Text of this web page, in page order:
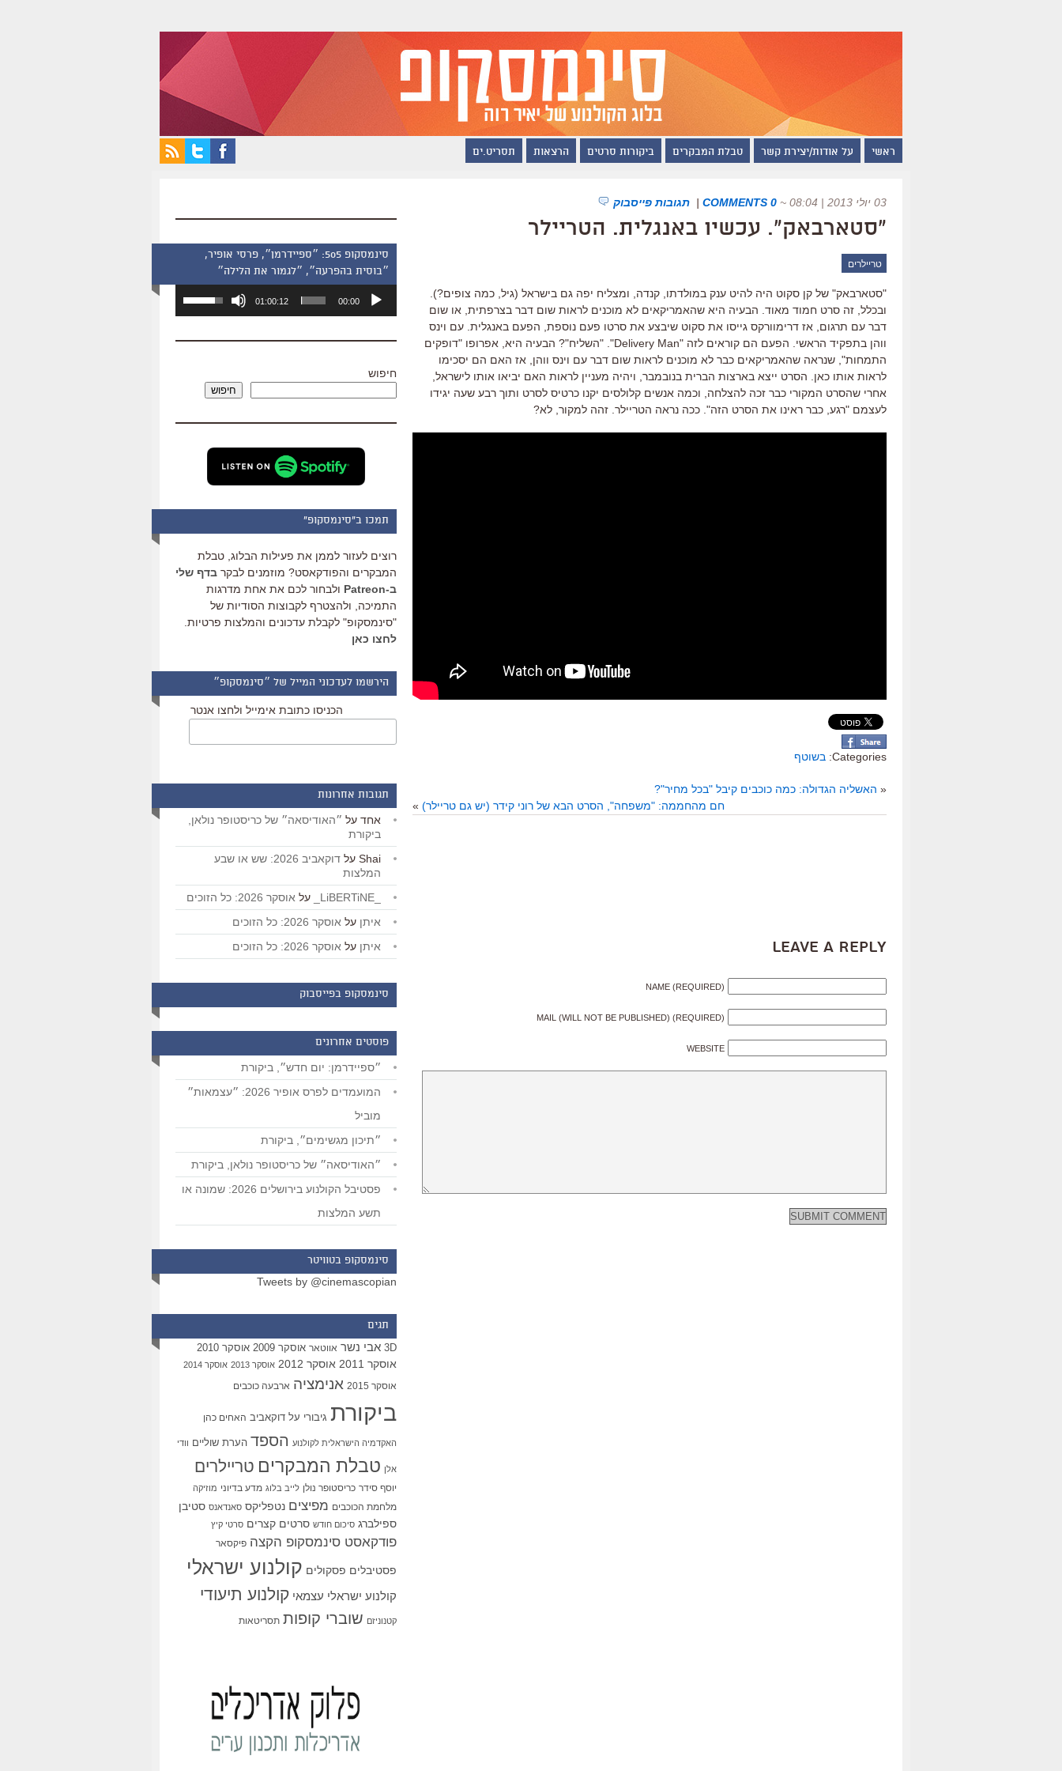
ראשי על אודות/יצירת קשר טבלת המבקרים ביקורות סרטים הרצאות תסריט.ים
03 יולי 2013 | 08:04 ~
0 COMMENTS
| תגובות פייסבוק
"סטארבאק". עכשיו באנגלית. הטריילר
טריילרים
"סטארבאק" של קן סקוט היה להיט ענק במולדתו, קנדה, ומצליח יפה גם בישראל (גיל, כמה צופים?).
ובכלל, זה סרט חמוד מאוד. הבעיה היא שהאמריקאים לא מוכנים לראות שום דבר בצרפתית, או שום
דבר עם תרגום, אז דרימוורקס גייסו את סקוט שיבצע את סרטו פעם נוספת, הפעם באנגלית. עם וינס
ווהן בתפקיד הראשי. הפעם הם קוראים לזה "Delivery Man". "השליח"? הבעיה היא, אפרופו "דופקים
התמחות", שנראה שהאמריקאים כבר לא מוכנים לראות שום דבר עם וינס ווהן, אז האם הם יסכימו
לראות אותו כאן. הסרט ייצא בארצות הברית בנובמבר, ויהיה מעניין לראות האם יביאו אותו לישראל,
אחרי שהסרט המקורי כבר זכה להצלחה, וכמה אנשים קלולסים יקנו כרטיס לסרט ותוך רבע שעה יגידו
לעצמם "רגע, כבר ראינו את הסרט הזה". ככה נראה הטריילר. זהה למקור, לא?
Categories: בשוטף
« האשליה הגדולה: כמה כוכבים קיבל "בכל מחיר"?
חם מהחממה: "משפחה", הסרט הבא של רוני קידר (יש גם טריילר) »
Leave a Reply
NAME (REQUIRED)
MAIL (WILL NOT BE PUBLISHED) (REQUIRED)
WEBSITE
סינמסקופ 505: ״ספיידרמן״, פרסי אופיר,
״בוסית בהפרעה״, ״לגמור את הלילה״
אודיו
00:00
01:00:12
השתמש
כדי
שמע.
חיפוש
חיפוש
תמכו ב"סינמסקופ"
רוצים לעזור לממן את פעילות הבלוג, טבלת
המבקרים והפודקאסט? מוזמנים לבקר בדף שלי
ב-Patreon
ולבחור לכם את אחת מדרגות
התמיכה, ולהצטרף לקבוצות הסודיות של
"סינמסקופ" לקבלת עדכונים והמלצות פרטיות.
לחצו כאן
הירשמו לעדכוני המייל של ״סינמסקופ״
הכניסו כתובת אימייל ולחצו אנטר
תגובות אחרונות
אחד על ״האודיסאה״ של כריסטופר נולאן,
ביקורת
Shai על
דוקאביב 2026: שש או שבע
המלצות
על אוסקר 2026: כל הזוכים
איתן על אוסקר 2026: כל הזוכים
איתן על אוסקר 2026: כל הזוכים
סינמסקופ בפייסבוק
פוסטים אחרונים
״ספיידרמן: יום חדש״, ביקורת
המועמדים לפרס אופיר 2026: ״עצמאות״
מוביל
״תיכון מגשימים״, ביקורת
״האודיסאה״ של כריסטופר נולאן, ביקורת
פסטיבל הקולנוע בירושלים 2026: שמונה או
תשע המלצות
סינמסקופ בטוויטר
Tweets by @cinemascopian
תגים
3D אבי נשר אווטאר אוסקר 2009 אוסקר 2010
אוסקר 2011 אוסקר 2012 אוסקר 2013 אוסקר 2014
אוסקר 2015 אנימציה ארבעה כוכבים
ביקורת גיבורי על דוקאביב האחים כהן
האקדמיה הישראלית לקולנוע הספד הערת שוליים וודי
אלן טבלת המבקרים טריילרים
יוסף סידר כריסטופר נולן לייב בלוג מדע בדיוני מוזיקה
מלחמת הכוכבים מפיצים נטפליקס סאנדאנס סטיבן
ספילברג סיכום חודש סרטים קצרים סרטי קיץ
פודקאסט סינמסקופ הקצה פיקסאר
פסטיבלים פסקולים קולנוע ישראלי
קולנוע ישראלי עצמאי קולנוע תיעודי
קטנוניזם שוברי קופות תסריטאות